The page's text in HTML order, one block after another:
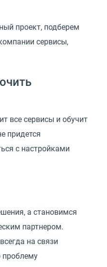
проект, подберем
сервисы,
все сервисы и обучит
придется
с настройками
а становимся
партнером.
на связи